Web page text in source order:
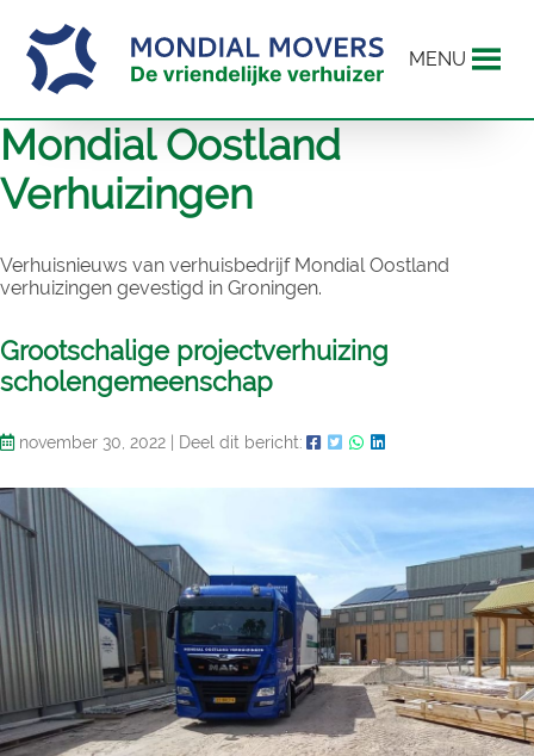
MENU
Mondial Oostland
Verhuizingen
Verhuisnieuws van verhuisbedrijf Mondial Oostland
verhuizingen gevestigd in Groningen.
Grootschalige projectverhuizing
scholengemeenschap
november 30, 2022 Deel dit bericht: